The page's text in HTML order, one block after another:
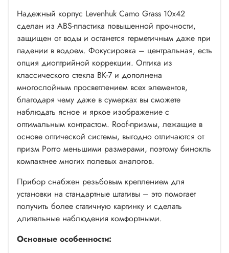
Надежный корпус Levenhuk Camo Grass 10x42
сделан из ABS-пластика повышенной прочности,
защищен от воды и останется герметичным даже при
падении в водоем. Фокусировка – центральная, есть
опция диоптрийной коррекции. Оптика из
классического стекла BK-7 и дополнена
многослойным просветлением всех элементов,
благодаря чему даже в сумерках вы сможете
наблюдать ясное и яркое изображение с
оптимальным контрастом. Roof-призмы, лежащие в
основе оптической системы, выгодно отличаются от
призм Porro меньшими размерами, поэтому бинокль
компактнее многих полевых аналогов.
Прибор снабжен резьбовым креплением для
установки на стандартные штативы – это помогает
получить более статичную картинку и сделать
длительные наблюдения комфортными.
Основные особенности: